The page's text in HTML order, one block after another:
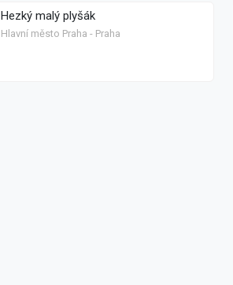
Hezký malý plyšák
Hlavní město Praha - Praha